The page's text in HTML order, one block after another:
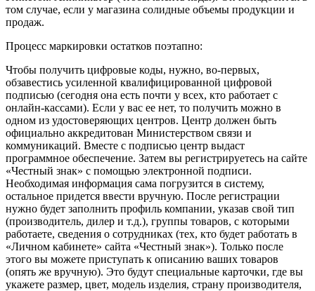
том случае, если у магазина солидные объемы продукции и
продаж.
Процесс маркировки остатков поэтапно:
Чтобы получить цифровые коды, нужно, во-первых,
обзавестись усиленной квалифицированной цифровой
подписью (сегодня она есть почти у всех, кто работает с
онлайн-кассами). Если у вас ее нет, то получить можно в
одном из удостоверяющих центров. Центр должен быть
официально аккредитован Министерством связи и
коммуникаций. Вместе с подписью центр выдаст
программное обеспечение. Затем вы регистрируетесь на сайте
«Честный знак» с помощью электронной подписи.
Необходимая информация сама погрузится в систему,
остальное придется ввести вручную. После регистрации
нужно будет заполнить профиль компании, указав свой тип
(производитель, дилер и т.д.), группы товаров, с которыми
работаете, сведения о сотрудниках (тех, кто будет работать в
«Личном кабинете» сайта «Честный знак»). Только после
этого вы можете приступать к описанию ваших товаров
(опять же вручную). Это будут специальные карточки, где вы
укажете размер, цвет, модель изделия, страну производителя,